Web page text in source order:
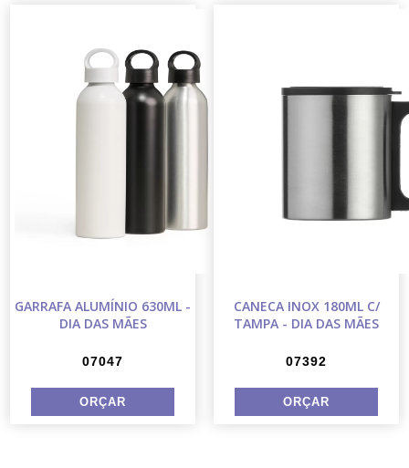
GARRAFA ALUMÍNIO 630ML -
DIA DAS MÃES
07047
CANECA INOX 180ML C/
TAMPA - DIA DAS MÃES
07392